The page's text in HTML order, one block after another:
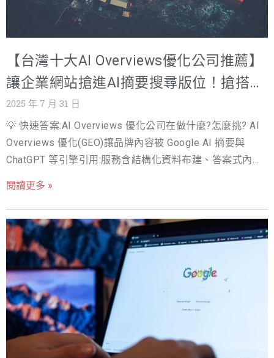
模型（像 ChatGPT、Gemini、Perplexity）讀懂、引用，並
直接出現在 AI 生成的答案中。 傳統 SEO 解決的是：如何
何讓 AI 把你的內容當作「標準答案」。 所以你會聽到另一
個說法：LLMO（Large Language Model Optimization，
說，GEO 是面對 AI 時代的「升級版 SEO」，但思維完全不
同： 不再是「關鍵字堆疊 + 等著點擊進站」 而是「讓 AI
把你的內容直接講出去，使用者甚至不用打開網站就已經
聽到你的品牌」。 這就是為什麼現在討論數位能見度時，
GEO 已經成為關鍵字。 從 SEO 到 GEO：不是取代，而是
後，邏輯變了：AI 不再只是指路，而是直接給答案。使用
者不再跳轉多個網站，而是信任 AI 給出的第一個完整結
論。 因此 GEO 出
【台灣十大AI Overviews優化公司推薦】
讓企業網站搶進AI摘要搜尋版位！搶搭
Google AI Overviews 熱潮
2025 年 7 月 31 日
💡 快速答案:AI Overviews 優化公司在做什麼?怎麼挑? AI
Overviews 優化(GEO)讓品牌內容被 Google AI 摘要與
ChatGPT 等引擎引用:服務含結構化資料布建、答案式內容
自家品牌有沒有被 AI 引用的實績、方法論透明、有追蹤工
具。戰國策是台灣最早投入 GEO 的團隊之一,發布 2026
SEO/GEO 市場白皮書。 Google AI Overview 正在重塑我
們與資訊互動的方式。從單純的搜尋結果清單，進化到結
合生成式 AI 的完整答案整合，這項服務讓搜尋體驗更直
接、更貼近需求。 它是什麼、怎麼運作、會如何影響 SEO
與內容產業？ Google AI Overview 是什麼？ Google AI
Overview，前身是 Search Generative
Experience（SGE）。2024 年 Google I/O 大會上，這個
功能正式亮相並換上了新名字。它的核心是 Gemini AI 大型
閱讀更多 »